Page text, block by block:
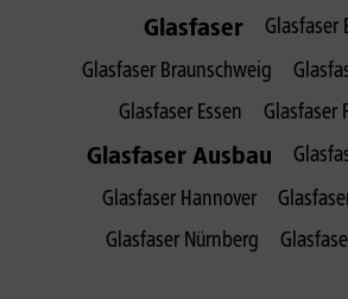
Glasfaser
Glasfaser
Glasfaser Braunschweig
Glasfaser Essen
Glasfaser
Glasfaser Ausbau
Glasfaser Hannover
Glasfaser Nürnberg